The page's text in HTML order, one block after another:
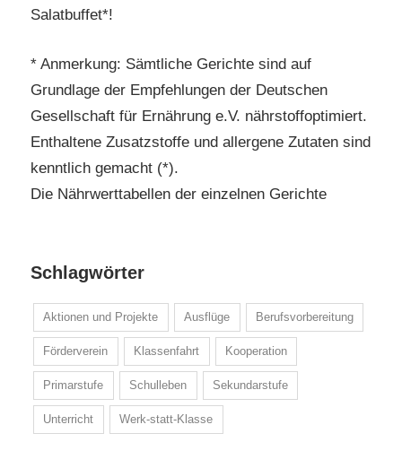
Salatbuffet*!
* Anmerkung: Sämtliche Gerichte sind auf
Grundlage der Empfehlungen der Deutschen
Gesellschaft für Ernährung e.V. nährstoffoptimiert.
Enthaltene Zusatzstoffe und allergene Zutaten sind
kenntlich gemacht (*).
Die Nährwerttabellen der einzelnen Gerichte
Schlagwörter
Aktionen und Projekte Ausflüge Berufsvorbereitung
Förderverein Klassenfahrt Kooperation
Primarstufe Schulleben Sekundarstufe
Unterricht Werk-statt-Klasse